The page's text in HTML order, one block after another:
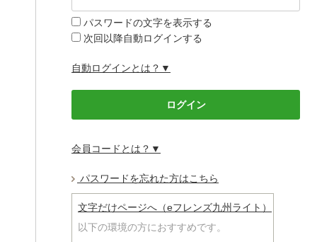
パスワードの文字を表示する
次回以降自動ログインする
自動ログインとは？▼
会員コードとは？▼
パスワードを忘れた方はこちら
以下の環境の方におすすめです。
文字だけページへ（eフレンズ九州ライト）